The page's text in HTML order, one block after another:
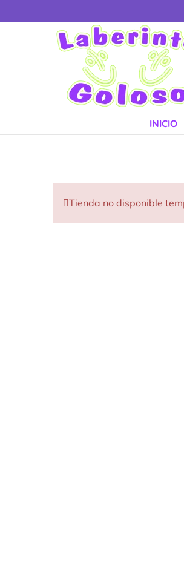
al
INICIO
Tienda no disponible